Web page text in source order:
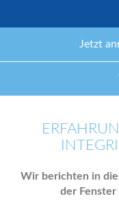
Jetzt
Wir berichten in
der